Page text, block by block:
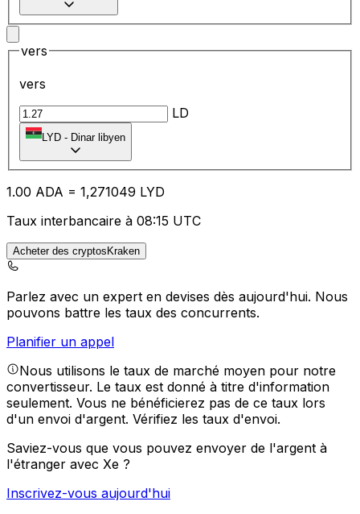
vers
vers
LD
LYD - Dinar libyen
1.00 ADA = 1,271049 LYD
Taux interbancaire à 08:15 UTC
Acheter des cryptosKraken
Parlez avec un expert en devises dès aujourd'hui. Nous
pouvons battre les taux des concurrents.
Planifier un appel
Nous utilisons le taux de marché moyen pour notre
convertisseur. Le taux est donné à titre d'information
seulement. Vous ne bénéficierez pas de ce taux lors
d'un envoi d'argent. Vérifiez les taux d'envoi.
Saviez-vous que vous pouvez envoyer de l'argent à
l'étranger avec Xe ?
Inscrivez-vous aujourd'hui